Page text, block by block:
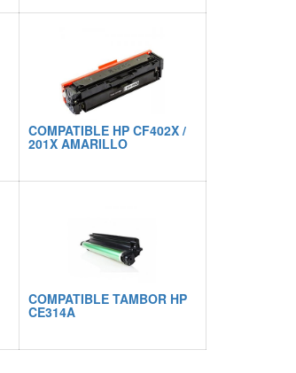
COMPATIBLE HP CF402X /
201X AMARILLO
COMPATIBLE TAMBOR HP
CE314A